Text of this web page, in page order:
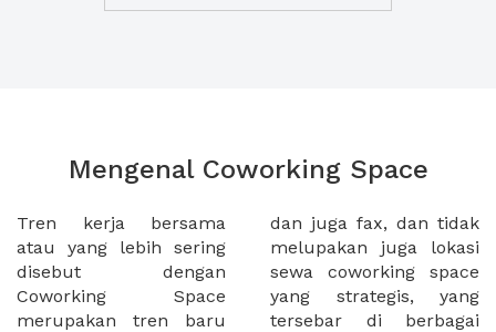
Mengenal Coworking Space
Tren kerja bersama
atau yang lebih sering
disebut dengan
Coworking Space
merupakan tren baru
dan juga fax, dan tidak
melupakan juga lokasi
sewa coworking space
yang strategis, yang
tersebar di berbagai